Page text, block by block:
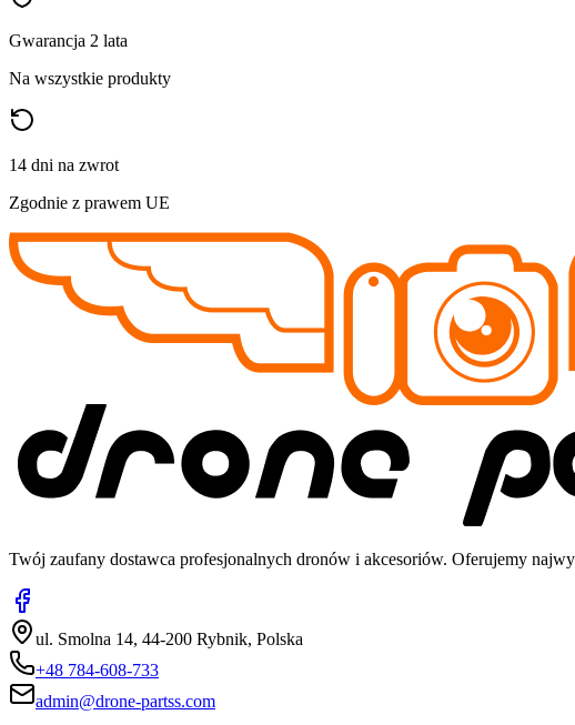
Gwarancja 2 lata
Na wszystkie produkty
14 dni na zwrot
Zgodnie z prawem UE
Twój zaufany dostawca profesjonalnych dronów i akcesoriów. Oferujemy
ul. Smolna 14, 44-200 Rybnik, Polska
+48 784-608-733
admin@drone-partss.com